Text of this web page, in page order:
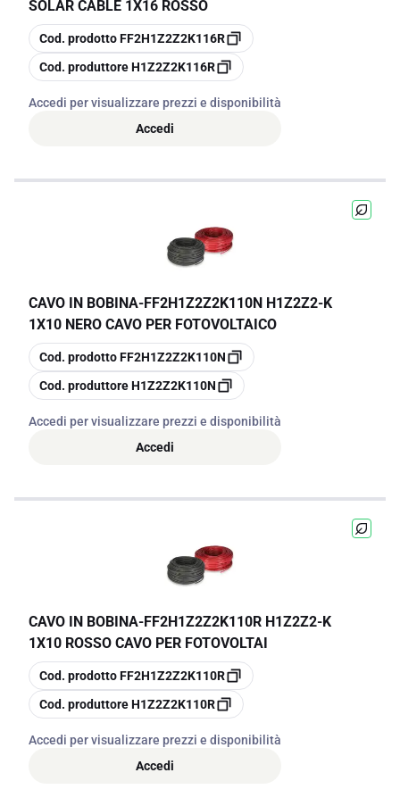
SOLAR CABLE 1X16 ROSSO
copia
Cod. prodottoFF2H1Z2Z2K116R
copia
Cod. produttoreH1Z2Z2K116R
Accedi per visualizzare prezzi e disponibilità
Accedi
CAVO IN BOBINA-FF2H1Z2Z2K110N H1Z2Z2-K
1X10 NERO CAVO PER FOTOVOLTAICO
copia
Cod. prodottoFF2H1Z2Z2K110N
copia
Cod. produttoreH1Z2Z2K110N
Accedi per visualizzare prezzi e disponibilità
Accedi
CAVO IN BOBINA-FF2H1Z2Z2K110R H1Z2Z2-K
1X10 ROSSO CAVO PER FOTOVOLTAI
copia
Cod. prodottoFF2H1Z2Z2K110R
copia
Cod. produttoreH1Z2Z2K110R
Accedi per visualizzare prezzi e disponibilità
Accedi